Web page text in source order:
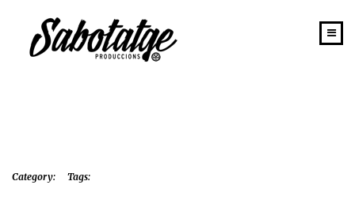
Category: Tags: